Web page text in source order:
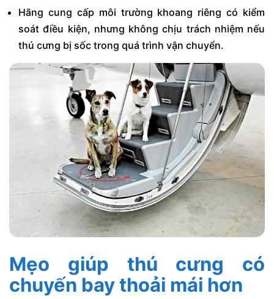
Hãng cung cấp môi trường khoang riêng có kiểm
soát điều kiện, nhưng không chịu trách nhiệm nếu
thú cưng bị sốc trong quá trình vận chuyển.
Mẹo giúp thú cưng có
chuyến bay thoải mái hơn